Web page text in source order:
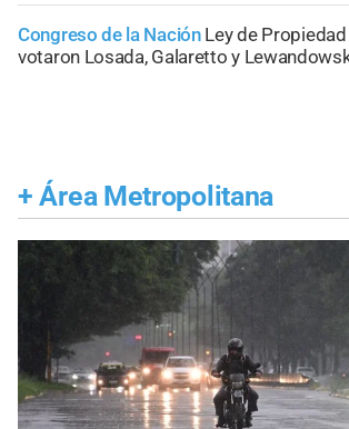
Congreso de la Nación Ley de
votaron Losada, Galaretto y
+ Área Metropolitana